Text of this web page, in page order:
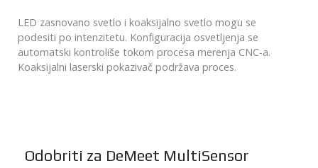
LED zasnovano svetlo i koaksijalno svetlo mogu se
podesiti po intenzitetu. Konfiguracija osvetljenja se
automatski kontroliše tokom procesa merenja CNC-a.
Koaksijalni laserski pokazivač podržava proces.
Odobriti za DeMeet MultiSensor